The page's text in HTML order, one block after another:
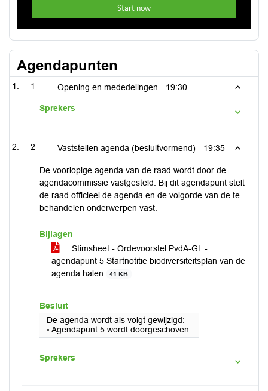
Agendapunten
1 Opening en mededelingen - 19:30
Sprekers
2 Vaststellen agenda (besluitvormend) - 19:35
De voorlopige agenda van de raad wordt door de
agendacommissie vastgesteld. Bij dit agendapunt stelt
de raad officieel de agenda en de volgorde van de te
behandelen onderwerpen vast.
Bijlagen
Stimsheet - Ordevoorstel PvdA-GL -
agendapunt 5 Startnotitie biodiversiteitsplan van de
agenda halen
41 KB
Besluit
De agenda wordt als volgt gewijzigd:
• Agendapunt 5 wordt doorgeschoven.
Sprekers